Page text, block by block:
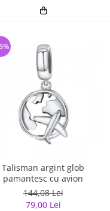
Talisman argint glob
pamantesc cu avion
144,08 Lei
79,00 Lei